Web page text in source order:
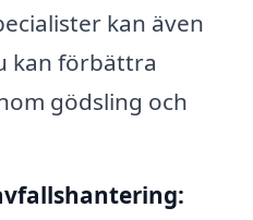
kan även
kan förbättra
gödsling och